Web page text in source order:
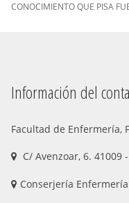
CONOCIMIENTO QUE PISA
Información del
Facultad de Enfermería,
C/ Avenzoar, 6. 41009
Conserjería